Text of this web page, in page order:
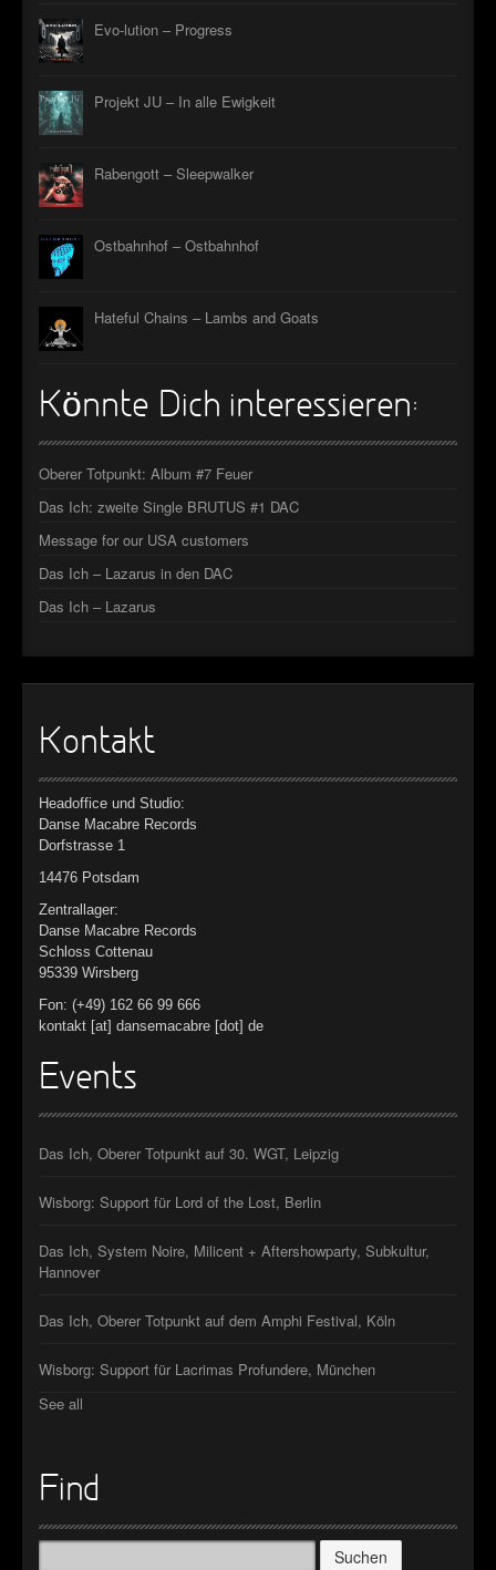
Evo-lution – Progress
Projekt JU – In alle Ewigkeit
Rabengott – Sleepwalker
Ostbahnhof – Ostbahnhof
Hateful Chains – Lambs and Goats
Könnte Dich interessieren:
Oberer Totpunkt: Album #7 Feuer
Das Ich: zweite Single BRUTUS #1 DAC
Message for our USA customers
Das Ich – Lazarus in den DAC
Das Ich – Lazarus
Kontakt
Headoffice und Studio:
Danse Macabre Records
Dorfstrasse 1
14476 Potsdam
Zentrallager:
Danse Macabre Records
Schloss Cottenau
95339 Wirsberg
Fon: (+49) 162 66 99 666
kontakt [at] dansemacabre [dot] de
Events
Das Ich, Oberer Totpunkt auf 30. WGT, Leipzig
Wisborg: Support für Lord of the Lost, Berlin
Das Ich, System Noire, Milicent + Aftershowparty, Subkultur,
Hannover
Das Ich, Oberer Totpunkt auf dem Amphi Festival, Köln
Wisborg: Support für Lacrimas Profundere, München
See all
Find
Suchen